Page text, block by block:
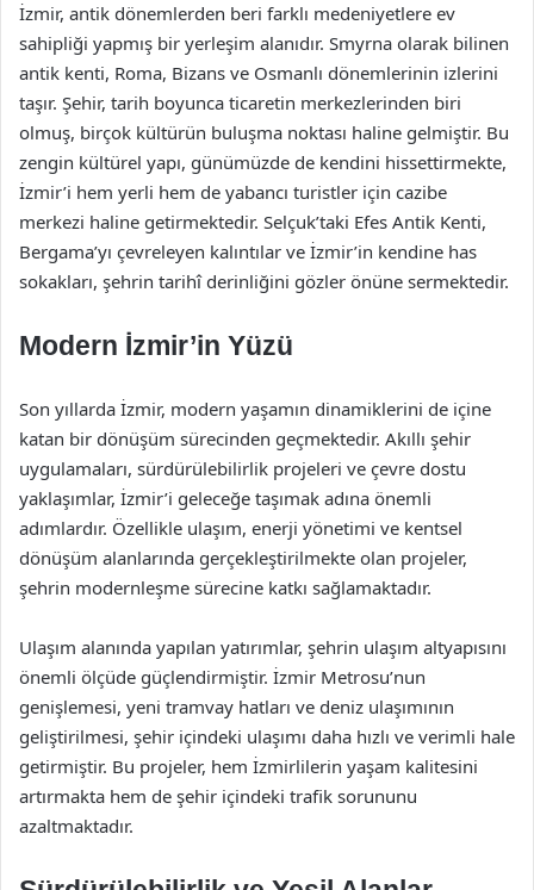
İzmir, antik dönemlerden beri farklı medeniyetlere ev
sahipliği yapmış bir yerleşim alanıdır. Smyrna olarak bilinen
antik kenti, Roma, Bizans ve Osmanlı dönemlerinin izlerini
taşır. Şehir, tarih boyunca ticaretin merkezlerinden biri
olmuş, birçok kültürün buluşma noktası haline gelmiştir. Bu
zengin kültürel yapı, günümüzde de kendini hissettirmekte,
İzmir’i hem yerli hem de yabancı turistler için cazibe
merkezi haline getirmektedir. Selçuk’taki Efes Antik Kenti,
Bergama’yı çevreleyen kalıntılar ve İzmir’in kendine has
sokakları, şehrin tarihî derinliğini gözler önüne sermektedir.
Modern İzmir’in Yüzü
Son yıllarda İzmir, modern yaşamın dinamiklerini de içine
katan bir dönüşüm sürecinden geçmektedir. Akıllı şehir
uygulamaları, sürdürülebilirlik projeleri ve çevre dostu
yaklaşımlar, İzmir’i geleceğe taşımak adına önemli
adımlardır. Özellikle ulaşım, enerji yönetimi ve kentsel
dönüşüm alanlarında gerçekleştirilmekte olan projeler,
şehrin modernleşme sürecine katkı sağlamaktadır.
Ulaşım alanında yapılan yatırımlar, şehrin ulaşım altyapısını
önemli ölçüde güçlendirmiştir. İzmir Metrosu’nun
genişlemesi, yeni tramvay hatları ve deniz ulaşımının
geliştirilmesi, şehir içindeki ulaşımı daha hızlı ve verimli hale
getirmiştir. Bu projeler, hem İzmirlilerin yaşam kalitesini
artırmakta hem de şehir içindeki trafik sorununu
azaltmaktadır.